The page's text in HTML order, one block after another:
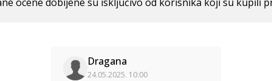
Dragana
24.05.2025. 10:00